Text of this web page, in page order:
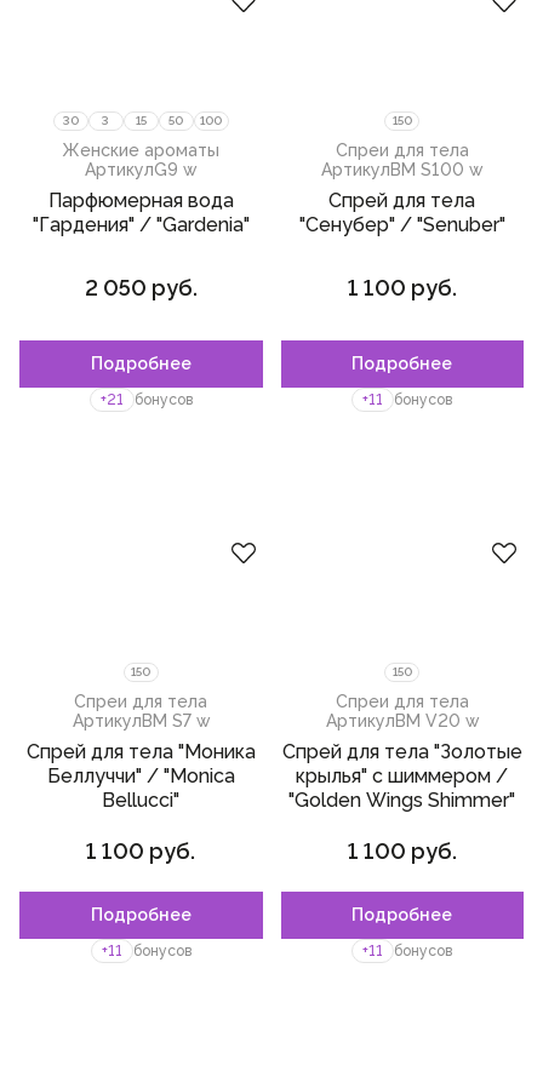
30 3 15 50 100
Женские ароматы
АртикулG9 w
Парфюмерная вода
"Гардения" / "Gardenia"
2 050 руб.
Подробнее
+21 бонусов
150
Спреи для тела
АртикулBM S100 w
Спрей для тела
"Сенубер" / "Senuber"
1 100 руб.
Подробнее
+11 бонусов
Пожалуйста,войдите
зарегистрируйтесь,
чтобы добавить товар в
150
Спреи для тела
АртикулBM S7 w
Спрей для тела "Моника
Беллуччи" / "Monica
Bellucci"
1 100 руб.
Подробнее
+11 бонусов
Пожалуйста,войдите
зарегистрируйтесь,
чтобы добавить товар в
150
Спреи для тела
АртикулBM V20 w
Спрей для тела "Золотые
крылья" с шиммером /
"Golden Wings Shimmer"
1 100 руб.
Подробнее
+11 бонусов